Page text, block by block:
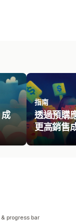
指南
透過預購
更高銷售
progress bar